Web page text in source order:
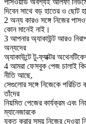
দিবেন সাথে বড় হাতের ও ছোট
2 অন্য কারও সঙ্গে নিজের
কোন মানেই নাই।
3 আপনার অ্যাকাউন্ট আরও
অন্যদের
অ্যাকাউন্টে টু-ফ্যাক্টর
4 আমরা ফেসবুক পেজ চালাই
নীতি আছে,
সেগুলোর সঙ্গে নিজেকে
তাঁদের
নিয়মিত পেজের কার্যক্রম এবং
ম্যানেজারকে
যুক্ত করার সময় নিজের দেওয়া